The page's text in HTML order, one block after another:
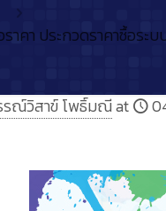
าคา ประกวดราคาซื้อร
รณ์วิสาข์ โพธิ์มณีat